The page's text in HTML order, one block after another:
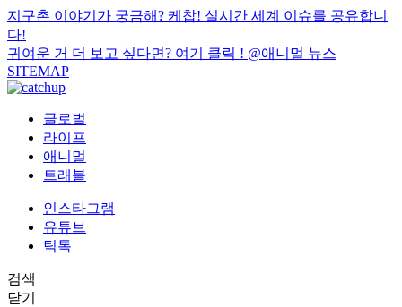
지구촌 이야기가 궁금해? 케찹! 실시간 세계 이슈를 공유합니
다!
귀여운 거 더 보고 싶다면? 여기 클릭 ! @애니멀 뉴스
SITEMAP
글로벌
라이프
애니멀
트래블
인스타그램
유튜브
틱톡
검색
닫기